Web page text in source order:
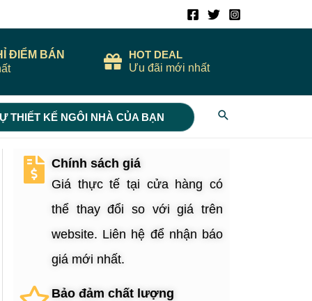
ĐIỂM BÁN
HOT DEAL
Ưu đãi mới nhất
THIẾT KẾ NGÔI NHÀ CỦA BẠN Search
Chính sách giá
Giá thực tế tại cửa hàng có
thể thay đổi so với giá trên
website. Liên hệ để nhận báo
giá mới nhất.
Bảo đảm chất lượng